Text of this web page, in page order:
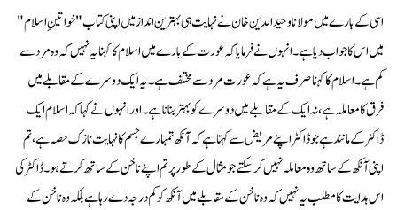
اسی کے بارے میں مولانا وحید الدین خان نے نہایت ہی بہترین انداز میں اپنی کتاب "خواتینِ اسلام"
میں اس کا جواب دیا ہے۔ انہوں نے فرمایا کہ عورت کے بارے میں اسلام کا کہنا یہ نہیں کہ وہ مرد سے
کم ہے۔ اسلام کا کہنا صرف یہ ہے کہ عورت مرد سے مختلف ہے۔ یہ ایک دوسرے کے مقابلے میں
فرق کا معاملہ ہے، نہ ایک کے مقابلے میں دوسرے کو بہتر بنانا ہے ۔ اور انہوں نے کہا کہ اسلام ایک
ڈاکٹر کے مانند ہے جو ڈاکٹر اپنے مریض سے کہتا ہے کہ آنکھ تمہارے جسم کا نہایت نازک حصہ ہے، تم
اپنی آنکھ کے ساتھ وہ معاملہ نہیں کر سکتے جو مثال کے طور پر تم اپنے ناخن کے ساتھ کرتے ہو۔ ڈاکٹر کی
اس ہدایت کا مطلب یہ نہیں کہ وہ ناخن کے مقابلے میں آنکھ کو کم درجہ دے رہا ہے بلکہ وہ ناخن کے